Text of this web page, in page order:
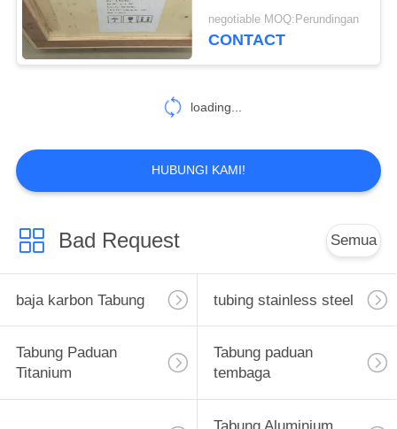
negotiable MOQ:Perundingan
CONTACT
loading...
HUBUNGI KAMI!
Bad Request Semua
baja karbon Tabung tubing stainless steel
Tabung Paduan
Titanium
Tabung paduan
tembaga